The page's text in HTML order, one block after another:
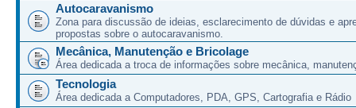
Autocaravanismo
Zona para discussão de ideias, esclarecimento de dúvidas e
propostas sobre o autocaravanismo.
Mecânica, Manutenção e Bricolage
Área dedicada a troca de informações sobre mecânica,
Tecnologia
Área dedicada a Computadores, PDA, GPS, Cartografia e Rádio